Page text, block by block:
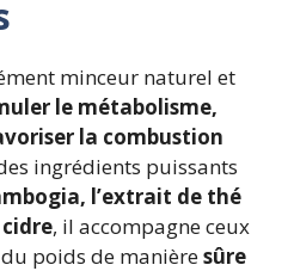
minceur naturel et
le métabolisme,
la combustion
ingrédients puissants
l’extrait de thé
, il accompagne ceux
poids de manièresûre